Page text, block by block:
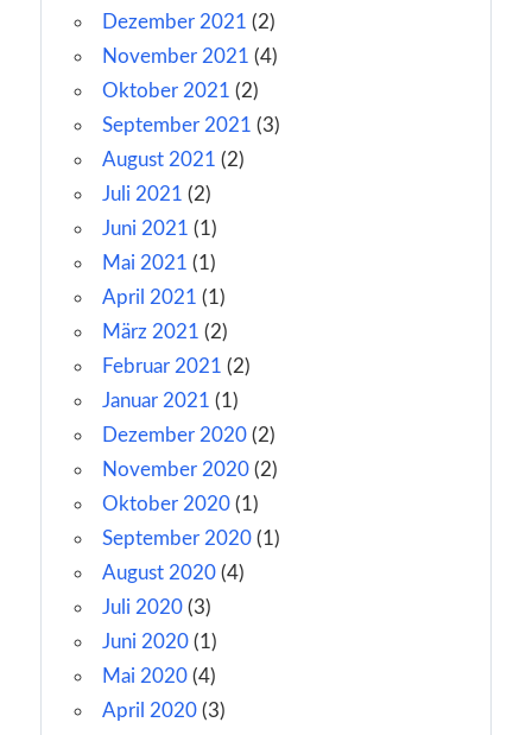
Dezember 2021 (2)
November 2021 (4)
Oktober 2021 (2)
September 2021 (3)
August 2021 (2)
Juli 2021 (2)
Juni 2021 (1)
Mai 2021 (1)
April 2021 (1)
März 2021 (2)
Februar 2021 (2)
Januar 2021 (1)
Dezember 2020 (2)
November 2020 (2)
Oktober 2020 (1)
September 2020 (1)
August 2020 (4)
Juli 2020 (3)
Juni 2020 (1)
Mai 2020 (4)
April 2020 (3)